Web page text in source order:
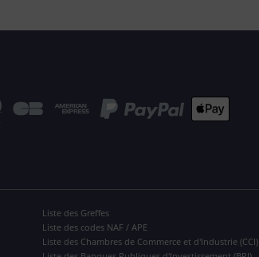
Liste des Greffes
Liste des codes NAF / APE
Liste des Chambres de Commerce et d'Industrie (CCI)